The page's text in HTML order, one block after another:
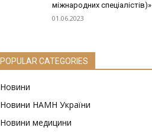
міжнародних спеціалістів)»
01.06.2023
POPULAR CATEGORIES
Новини
Новини НАМН України
Новини медицини